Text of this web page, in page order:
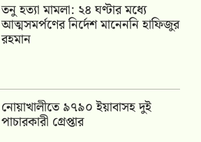
তনু হত্যা মামলা: ২৪ ঘণ্টার মধ্যে
আত্মসমর্পণের নির্দেশ মানেননি হাফিজুর
রহমান
নোয়াখালীতে ৯৭৯০ ইয়াবাসহ দুই
পাচারকারী গ্রেপ্তার